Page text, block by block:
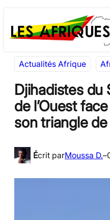
au
contenu
to
content
Actualités Afrique
Djihadistes du
de l’Ouest
son triangle
Écrit parMoussa D.–